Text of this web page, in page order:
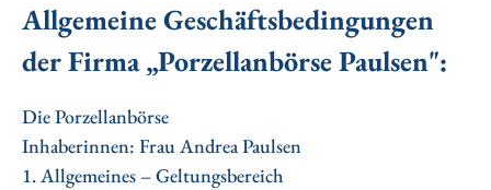
Allgemeine Geschäftsbedingungen
der Firma „Porzellanbörse Paulsen":
Die Porzellanbörse
Inhaberinnen: Frau Andrea Paulsen
1. Allgemeines – Geltungsbereich